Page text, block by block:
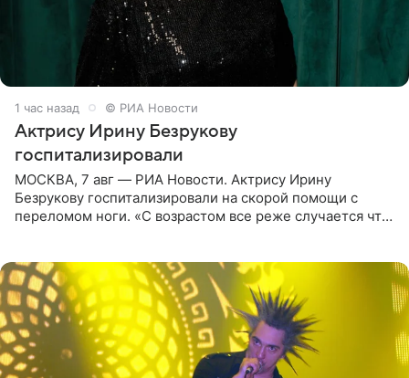
1 час назад © РИА Новости
Актрису Ирину Безрукову
госпитализировали
МОСКВА, 7 авг — РИА Новости. Актрису Ирину
Безрукову госпитализировали на скорой помощи с
переломом ноги. «С возрастом все реже случается что-